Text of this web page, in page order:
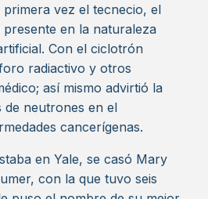
vez el tecnecio, el
en la naturaleza
Con el ciclotrón
radiactivo y otros
así mismo advirtió la
de neutrones en el
cancerígenas.
en Yale, se casó Mary
con la que tuvo seis